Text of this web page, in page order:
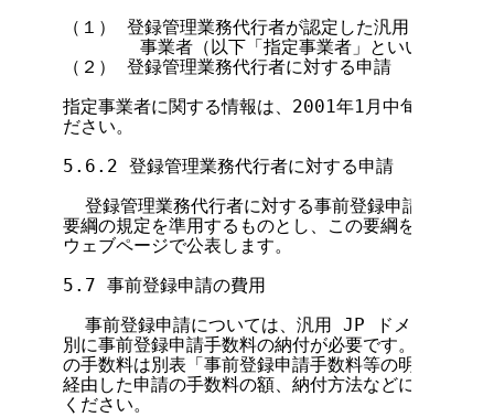
（１） 登録管理業務代行者が認定した汎用 JP ドメ
事業者（以下「指定事業者」といいます）
（２） 登録管理業務代行者に対する申請
指定事業者に関する情報は、2001年1月中旬以降、
ださい。
5.6.2 登録管理業務代行者に対する申請
登録管理業務代行者に対する事前登録申請に必要
要綱の規定を準用するものとし、この要綱を適用し
ウェブページで公表します。
5.7 事前登録申請の費用
事前登録申請については、汎用 JP ドメイン名登
別に事前登録申請手数料の納付が必要です。登録管
の手数料は別表「事前登録申請手数料等の明細」を
経由した申請の手数料の額、納付方法などについて
ください。